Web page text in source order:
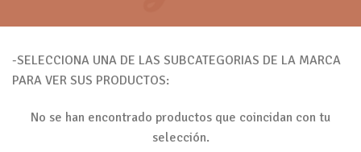
-SELECCIONA UNA DE LAS SUBCATEGORIAS DE LA MARCA
PARA VER SUS PRODUCTOS:
No se han encontrado productos que coincidan con tu
selección.